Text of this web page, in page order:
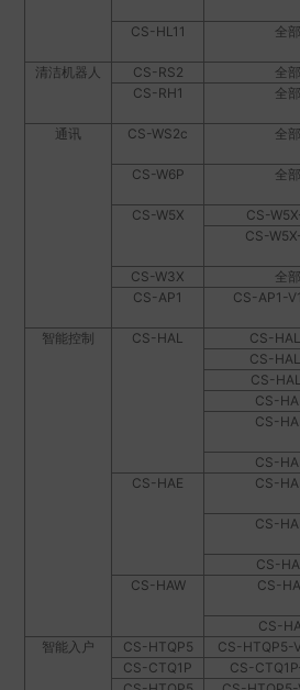
CS-HL11
全
清洁机器人
CS-RS2 全
CS-RH1
全
通讯
CS-WS2c 全
CS-W6P
全
CS-W5X
CS-
CS-
CS-W3X
全
CS-AP1
CS-AP1-
智能控制
CS-HAL CS-
CS-
CS-
CS-
CS-
CS-
CS-HAE
CS-
CS-
CS-
CS-HAW
CS-
CS-
智能入户
CS-HTQP5 CS-HTQP5-
CS-CTQ1P
CS-